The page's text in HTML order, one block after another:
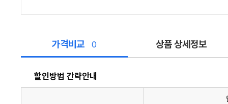
가격비교 0 상품 상세정보
할인방법 간략안내